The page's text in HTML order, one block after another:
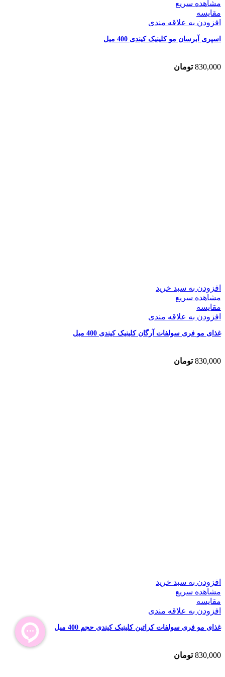
مشاهده سریع
مقایسه
افزودن به علاقه مندی
اسپری آبرسان مو کلینیک کیندی 400 میل
830,000 تومان
افزودن به سبد خرید
مشاهده سریع
مقایسه
افزودن به علاقه مندی
غذای مو فری سولفات آرگان کلینیک کیندی 400 میل
830,000 تومان
افزودن به سبد خرید
مشاهده سریع
مقایسه
افزودن به علاقه مندی
غذای مو فری سولفات کراتین کلینیک کیندی حجم 400 میل
830,000 تومان